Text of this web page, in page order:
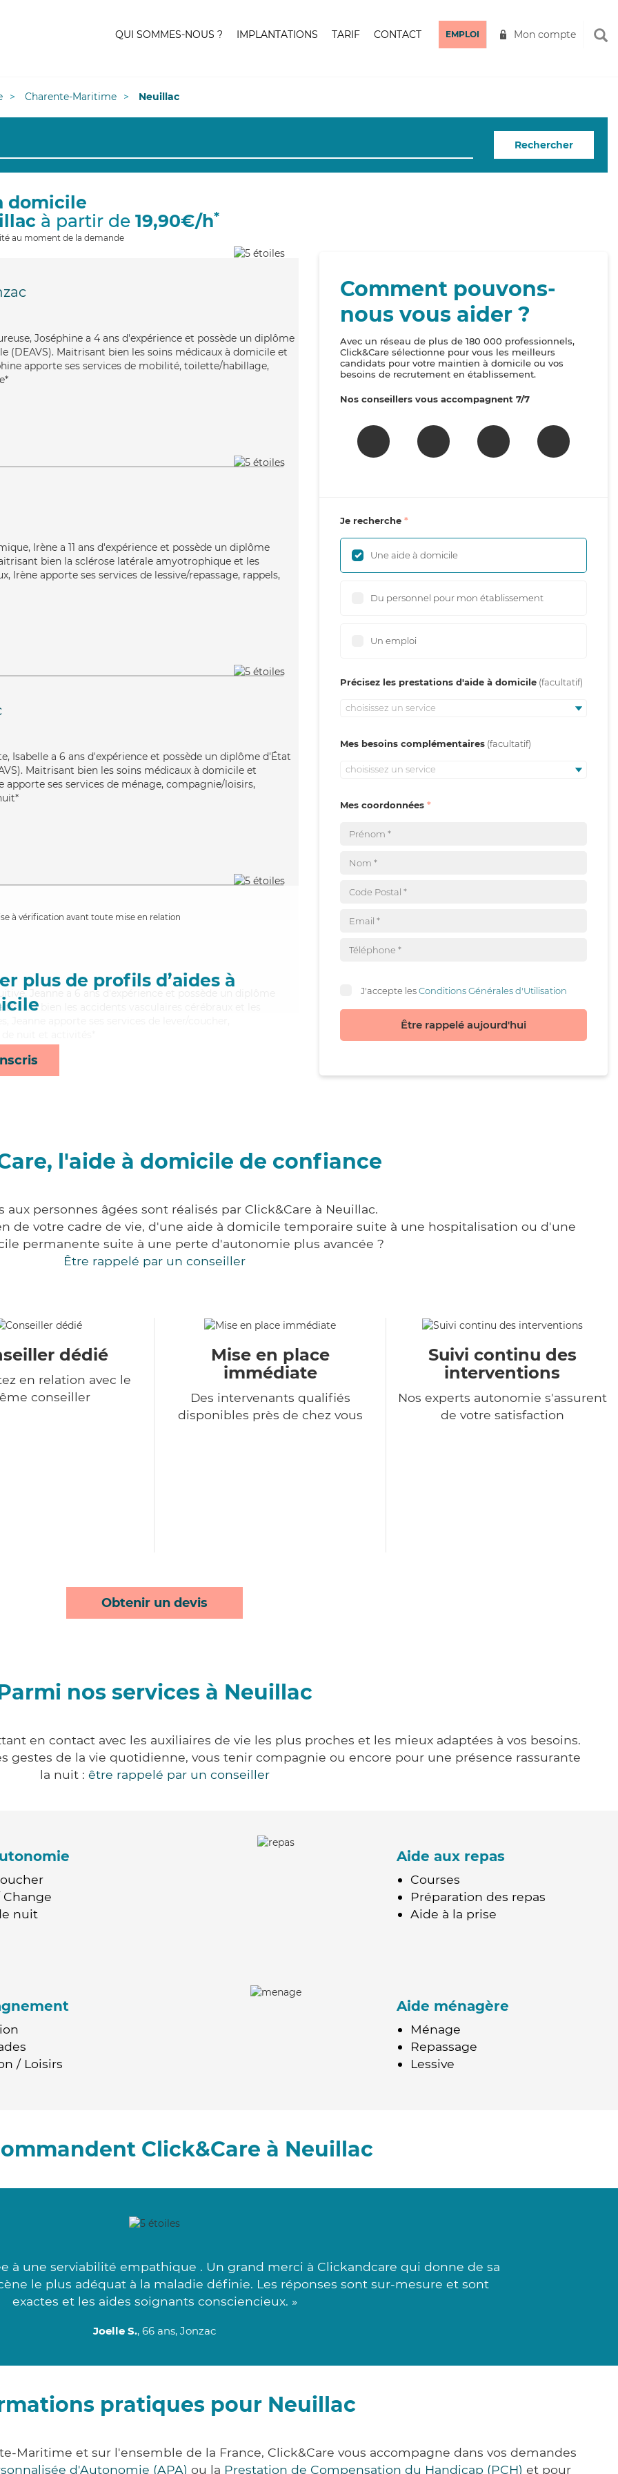
QUI SOMMES-NOUS ? IMPLANTATIONS TARIF CONTACT EMPLOI Mon compte
Charente-Maritime Neuillac
Rechercher
domicile
à partir de 19,90€/h*
au moment de la demande
Joséphine a 4 ans d'expérience et possède un diplôme
(DEAVS). Maitrisant bien les soins médicaux à domicile et
apporte ses services de mobilité, toilette/habillage,
Irène a 11 ans d'expérience et possède un diplôme
bien la sclérose latérale amyotrophique et les
Irène apporte ses services de lessive/repassage, rappels,
Isabelle a 6 ans d'expérience et possède un diplôme d'État
Maitrisant bien les soins médicaux à domicile et
apporte ses services de ménage, compagnie/loisirs,
à vérification avant toute mise en relation
plus de profils d’aides à
Jeanne a 6 ans d'expérience et possède un diplôme
bien les accidents vasculaires cérébraux et les
Comment pouvons-
nous vous aider ?
Avec un réseau de plus de 180 000 professionnels,
Click&Care sélectionne pour vous les meilleurs
candidats pour votre maintien à domicile ou vos
besoins de recrutement en établissement.
Nos conseillers vous accompagnent 7/7
Je recherche
Une aide à domicile
Du personnel pour mon établissement
Un emploi
Précisez les prestations d'aide à domicile
choisissez un service
Mes besoins complémentaires
choisissez un service
Mes coordonnées
J'accepte lesConditions Générales d'Utilisation
Être rappelé aujourd'hui
l'aide à domicile de confiance
aux personnes âgées sont réalisés par Click&Care à Neuillac.
de votre cadre de vie, d'une aide à domicile temporaire suite à une hospitalisation ou d'une
permanente suite à une perte d'autonomie plus avancée ?
Être rappelé par un conseiller
dédié
en relation avec le
conseiller
Mise en place
immédiate
Des intervenants qualifiés
disponibles près de chez vous
Suivi continu des
interventions
Nos experts autonomie s'assurent
de votre satisfaction
Obtenir un devis
nos services à Neuillac
en contact avec les auxiliaires de vie les plus proches et les mieux adaptées à vos besoins.
gestes de la vie quotidienne, vous tenir compagnie ou encore pour une présence rassurante
la nuit : être rappelé par un conseiller
nuit
Aide aux repas
Courses
Préparation des repas
Aide à la prise
/ Loisirs
Aide ménagère
Ménage
Repassage
Lessive
Click&Care à Neuillac
à une serviabilité empathique . Un grand merci à Clickandcare qui donne de sa
le plus adéquat à la maladie définie. Les réponses sont sur-mesure et sont
exactes et les aides soignants consciencieux. »
Joelle S., 66 ans, Jonzac
pratiques pour Neuillac
Maritime et sur l'ensemble de la France, Click&Care vous accompagne dans vos demandes
d'Autonomie (APA) ou la Prestation de Compensation du Handicap (PCH) et pour